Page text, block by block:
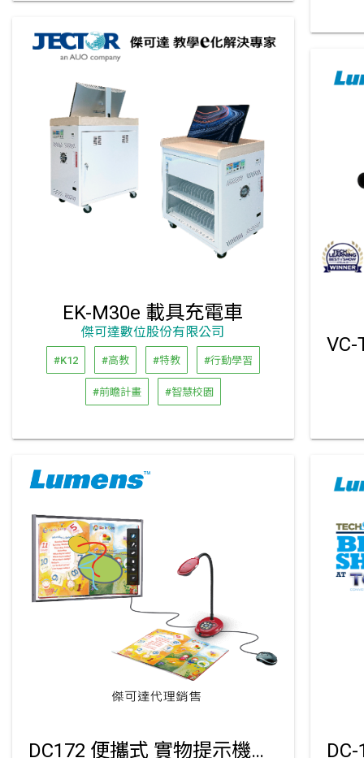
EK-M30e 載具充電車
傑可達數位股份有限公司
#K12 #高教 #特教 #行動學習
#前瞻計畫 #智慧校園
DC172 便攜式 實物提示機｜傑可達代理銷售